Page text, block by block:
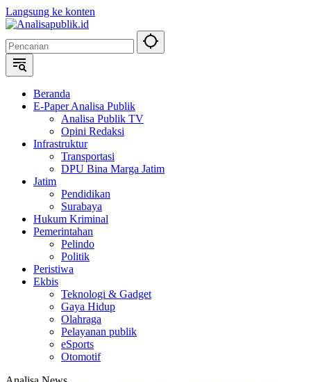
Langsung ke konten
Beranda
E-Paper Analisa Publik
Analisa Publik TV
Opini Redaksi
Infrastruktur
Transportasi
DPU Bina Marga Jatim
Jatim
Pendidikan
Surabaya
Hukum Kriminal
Pemerintahan
Pelindo
Politik
Peristiwa
Ekbis
Teknologi & Gadget
Gaya Hidup
Olahraga
Pelayanan publik
eSports
Otomotif